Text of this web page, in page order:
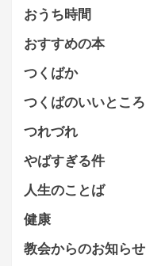
おうち時間
おすすめの本
つくばか
つくばのいいところ
つれづれ
やばすぎる件
人生のことば
健康
教会からのお知らせ